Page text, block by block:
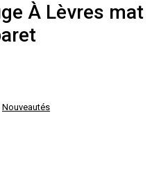
À Lèvres mat
Nouveautés